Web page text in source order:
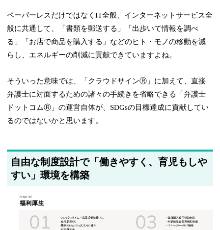
ペーパーレスだけではなくIT全般、インターネットサービス全
般に共通して、「書類を郵送する」「出歩いて情報を調べ
る」「お店で商品を購入する」などのヒト・モノの移動を減
らし、エネルギーの削減に貢献できていますよね。
そういった意味では、「クラウドサインⓇ」に加えて、直接
弁護士に対面するための諸々の手続きを省略できる「弁護士
ドットコムⓇ」の運営自体が、SDGsの目標達成に貢献してい
るのではないかと思います。
自由な制度設計で「働きやすく、育児もしや
すい」環境を構築